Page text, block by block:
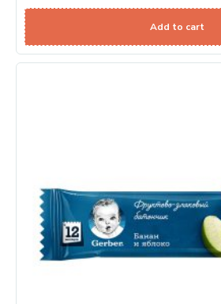
Add to cart